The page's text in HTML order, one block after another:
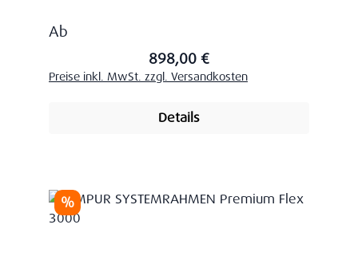
Regulärer Preis:
Ab
898,00 €
Preise inkl. MwSt. zzgl. Versandkosten
Details
Rabatt
%